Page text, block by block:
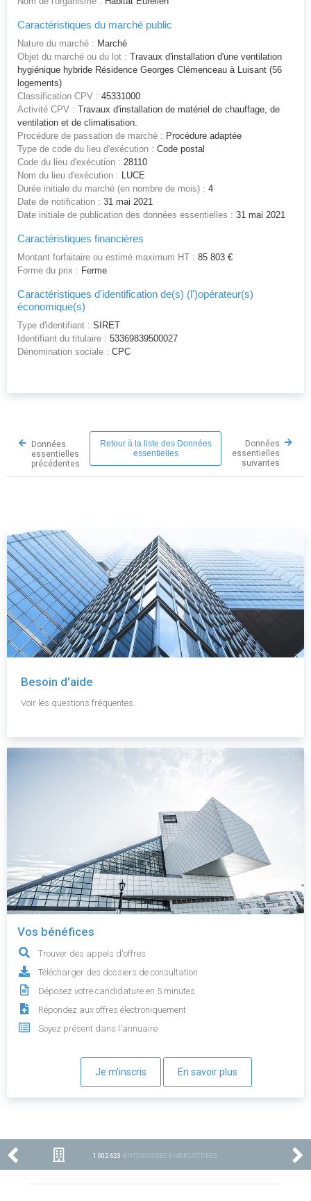
Caractéristiques du marché public
Nature du marché : Marché
Objet du marché ou du lot : Travaux d'installation d'une ventilation
hygiénique hybride Résidence Georges Clémenceau à Luisant (56
logements)
Classification CPV : 45331000
Activité CPV : Travaux d'installation de matériel de chauffage, de
ventilation et de climatisation.
Procédure de passation de marché : Procédure adaptée
Type de code du lieu d'exécution : Code postal
Code du lieu d'exécution : 28110
Nom du lieu d'exécution : LUCE
Durée initiale du marché (en nombre de mois) : 4
Date de notification : 31 mai 2021
Date initiale de publication des données essentielles : 31 mai 2021
Caractéristiques financières
Montant forfaitaire ou estimé maximum HT : 85 803 €
Forme du prix : Ferme
Caractéristiques d'identification de(s) (l')opérateur(s)
économique(s)
Type d'identifiant : SIRET
Identifiant du titulaire : 53369839500027
Dénomination sociale : CPC
Données
essentielles
précédentes
Retour à la liste des Données
essentielles
Données
essentielles
suivantes
Besoin d'aide
Voir les questions fréquentes.
Vos bénéfices
Trouver des appels d'offres
Télécharger des dossiers de consultation
Déposez votre candidature en 5 minutes
Répondez aux offres électroniquement
Soyez présent dans l'annuaire
Je m'inscris En savoir plus
1 002 623 ENTREPRISES ENREGISTRÉES